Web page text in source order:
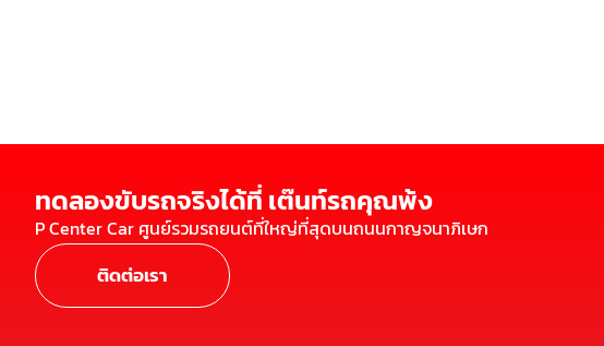
ทดลองขับรถจริงได้ที่ เต๊นท์รถคุณพ้ง
P Center Car ศูนย์รวมรถยนต์ที่ใหญ่ที่สุดบนถนนกาญจนาภิเษก
ติดต่อเรา